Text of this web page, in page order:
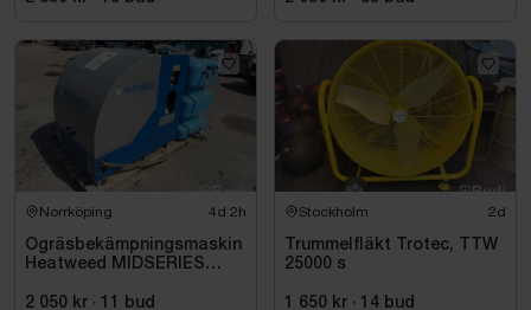
Norrköping 4d 2h
Ogräsbekämpningsmaskin
Heatweed MIDSERIES
2 050 kr · 11 bud
Stockholm 2d
Trummelfläkt Trotec, TTW
25000 s
1 650 kr · 14 bud